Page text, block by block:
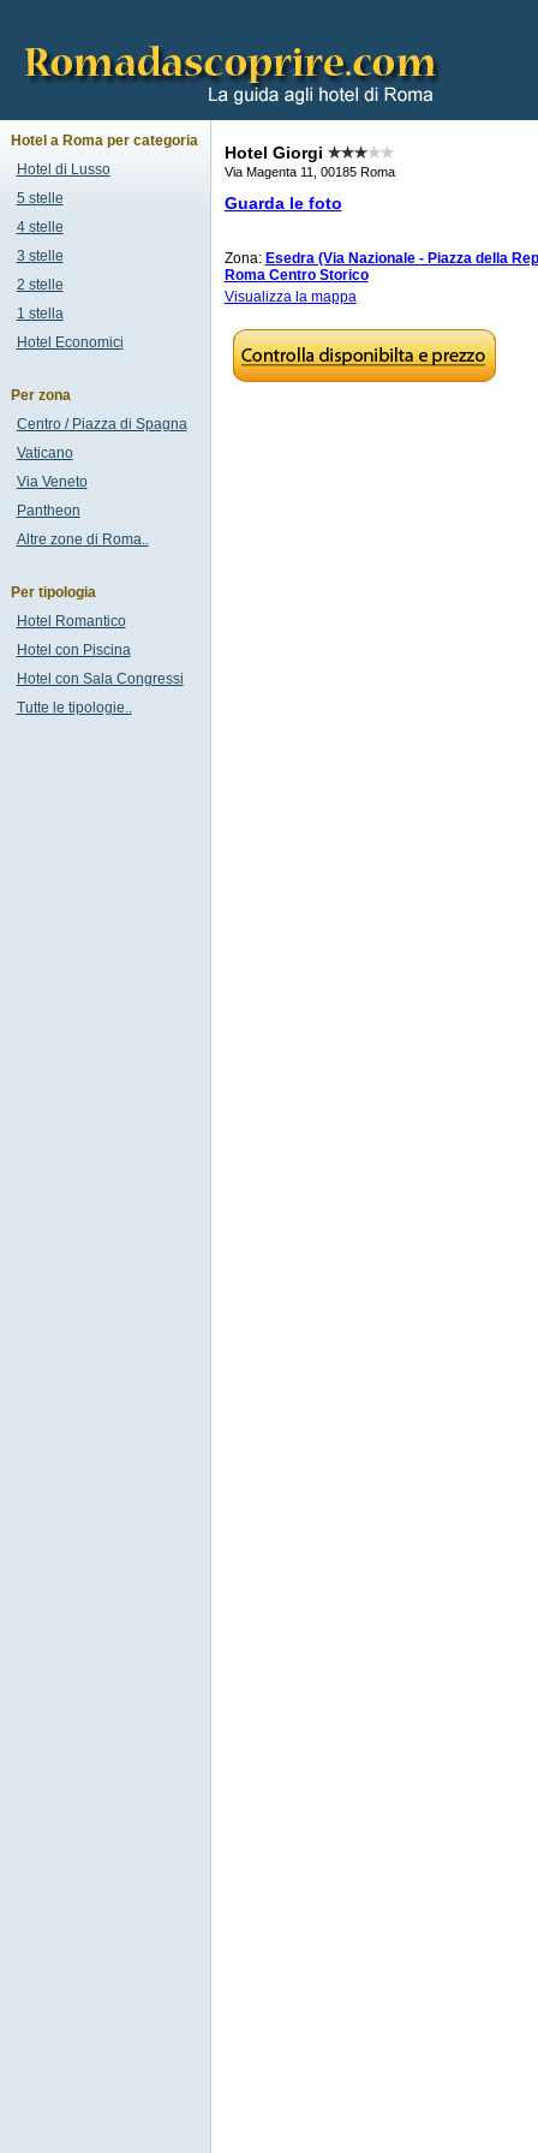
Hotel Giorgi
Via Magenta 11, 00185 Roma
Guarda le foto
Zona: Esedra (Via Nazionale - Piazza della
Roma Centro Storico
Visualizza la mappa
Hotel a Roma per categoria
Hotel di Lusso
5 stelle
4 stelle
3 stelle
2 stelle
1 stella
Hotel Economici
Per zona
Centro / Piazza di Spagna
Vaticano
Via Veneto
Pantheon
Altre zone di Roma..
Per tipologia
Hotel Romantico
Hotel con Piscina
Hotel con Sala Congressi
Tutte le tipologie..